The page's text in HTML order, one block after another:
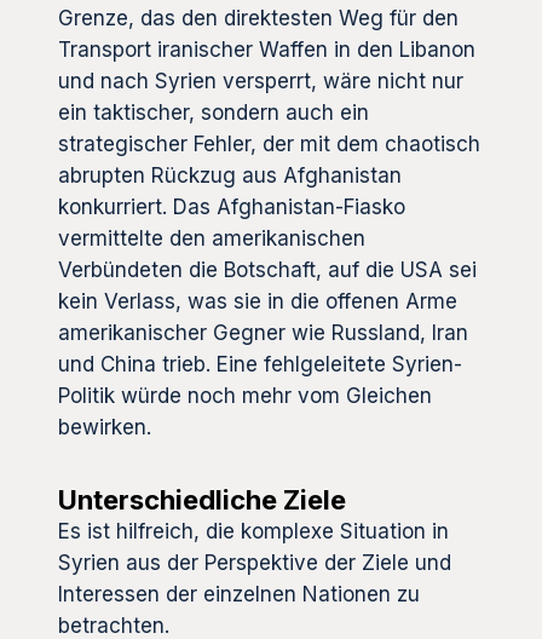
Grenze, das den direktesten Weg für den
Transport iranischer Waffen in den Libanon
und nach Syrien versperrt, wäre nicht nur
ein taktischer, sondern auch ein
strategischer Fehler, der mit dem chaotisch
abrupten Rückzug aus Afghanistan
konkurriert. Das Afghanistan-Fiasko
vermittelte den amerikanischen
Verbündeten die Botschaft, auf die USA sei
kein Verlass, was sie in die offenen Arme
amerikanischer Gegner wie Russland, Iran
und China trieb. Eine fehlgeleitete Syrien-
Politik würde noch mehr vom Gleichen
bewirken.
Unterschiedliche Ziele
Es ist hilfreich, die komplexe Situation in
Syrien aus der Perspektive der Ziele und
Interessen der einzelnen Nationen zu
betrachten.